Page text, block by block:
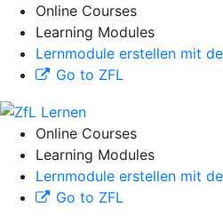
Online Courses
Learning Modules
Lernmodule erstellen mit
Go to ZFL
Online Courses
Learning Modules
Lernmodule erstellen mit
Go to ZFL